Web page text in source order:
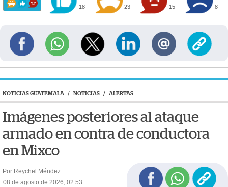
18 23 15 8
NOTICIAS GUATEMALA / NOTICIAS / ALERTAS
Imágenes posteriores al ataque
armado en contra de conductora
en Mixco
Por Reychel Méndez
08 de agosto de 2026, 02:53